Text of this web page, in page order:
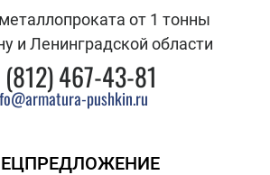
от 1 тонны
и Ленинградской области
(812) 467-43-81
pushkin.ru